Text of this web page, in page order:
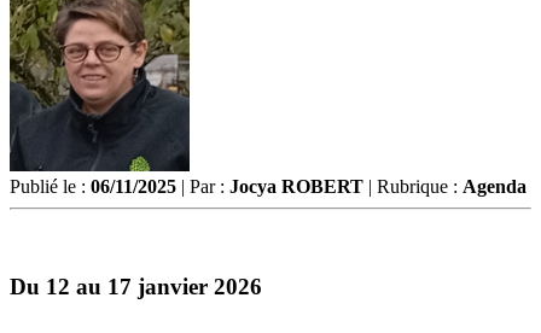
Publié le : 06/11/2025 | Par : Jocya ROBERT | Rubrique : Agenda
Du 12 au 17 janvier 2026